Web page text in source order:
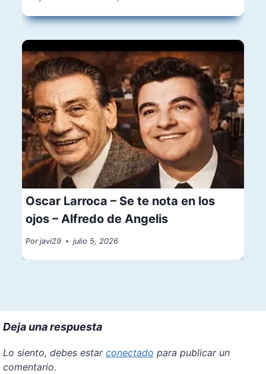
Oscar Larroca – Se te nota en los
ojos – Alfredo de Angelis
Por javi29 julio 5, 2026
Deja una respuesta
Lo siento, debes estar conectado para publicar un
comentario.